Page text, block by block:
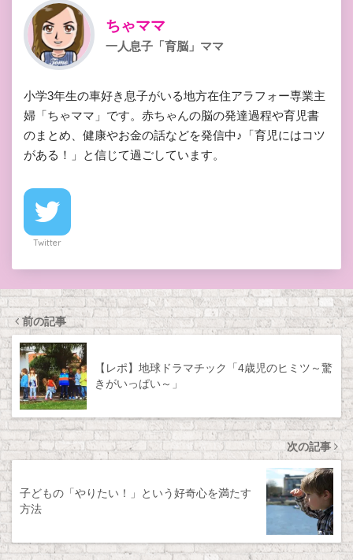
ちゃママ
一人息子「育脳」ママ
小学3年生の車好き息子がいる地方在住アラフォー専業主
婦「ちゃママ」です。赤ちゃんの脳の発達過程や育児書
のまとめ、健康やお金の話などを発信中♪「育児にはコツ
がある！」と信じて過ごしています。
Twitter
前の記事
【レポ】地球ドラマチック「4歳児のヒミツ～驚
きがいっぱい～」
次の記事
子どもの「やりたい！」という好奇心を満たす
方法